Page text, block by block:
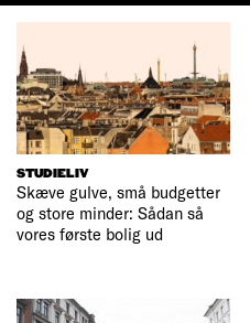
STUDIELIV
Skæve gulve, små budgetter
og store minder: Sådan så
vores første bolig ud